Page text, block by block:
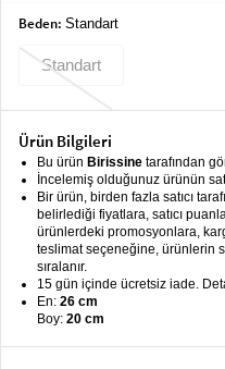
Giyim
keyboard_arrow_down
keyboard_arrow_down
Tesettür
Giyim
keyboard_arrow_down
Büyük
Bedenkeyboard_arrow_down
İç
Giyimkeyboard_arrow_down
Beden: Standart
Standart
Ürün Bilgileri
Bu ürün Birissine tarafından
İncelemiş olduğunuz ürünün
Bir ürün, birden fazla satıcı
belirlediği fiyatlara, satıcı
ürünlerdeki promosyonlara,
teslimat seçeneğine, ürünlerin
sıralanır.
15 gün içinde ücretsiz iade.
En: 26 cm
Boy: 20 cm